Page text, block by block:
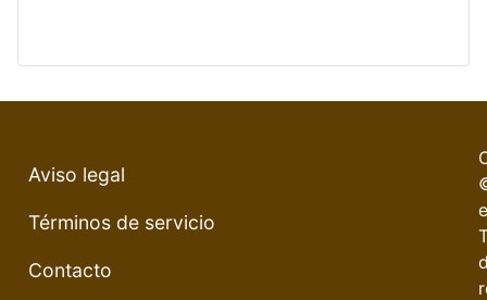
Aviso legal
Términos de servicio
Contacto